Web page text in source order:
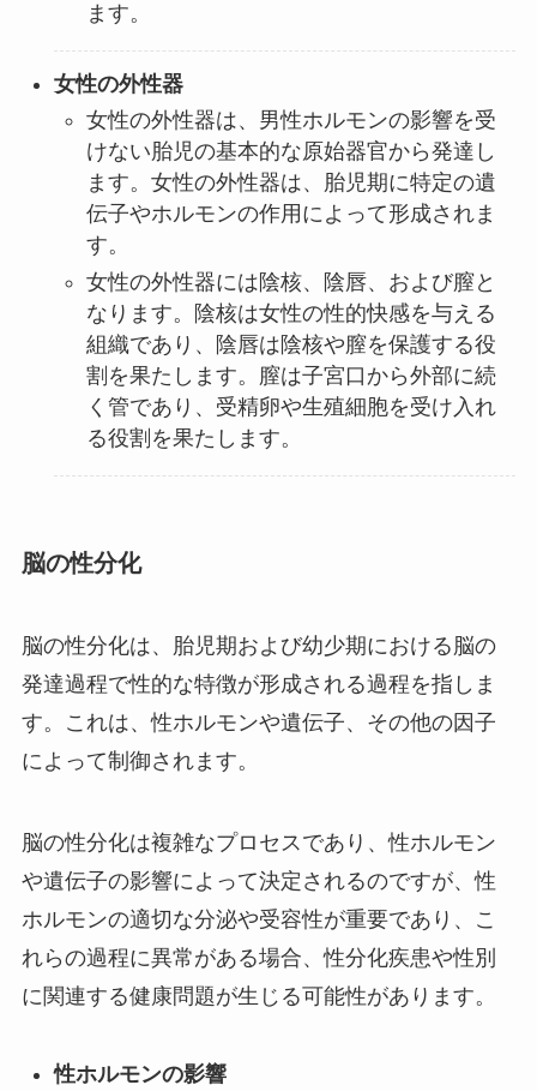
ます。
女性の外性器
女性の外性器は、男性ホルモンの影響を受
けない胎児の基本的な原始器官から発達し
ます。女性の外性器は、胎児期に特定の遺
伝子やホルモンの作用によって形成されま
す。
女性の外性器には陰核、陰唇、および膣と
なります。陰核は女性の性的快感を与える
組織であり、陰唇は陰核や膣を保護する役
割を果たします。膣は子宮口から外部に続
く管であり、受精卵や生殖細胞を受け入れ
る役割を果たします。
脳の性分化
脳の性分化は、胎児期および幼少期における脳の
発達過程で性的な特徴が形成される過程を指しま
す。これは、性ホルモンや遺伝子、その他の因子
によって制御されます。
脳の性分化は複雑なプロセスであり、性ホルモン
や遺伝子の影響によって決定されるのですが、性
ホルモンの適切な分泌や受容性が重要であり、こ
れらの過程に異常がある場合、性分化疾患や性別
に関連する健康問題が生じる可能性があります。
性ホルモンの影響